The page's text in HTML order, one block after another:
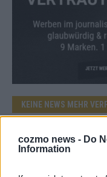
cozmo news - Do
Information
KEINE NEWS MEHR